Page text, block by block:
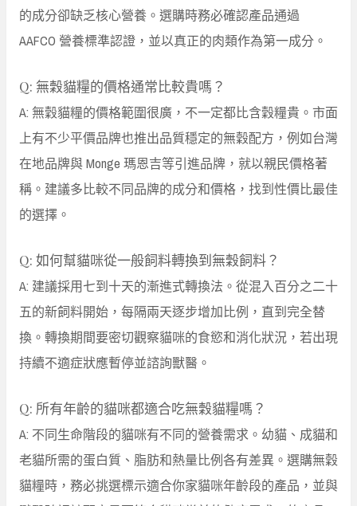
的成分卻缺乏核心營養。選購時務必確認產品通過
AAFCO 營養標準認證，並以真正的肉類作為第一成分。
Q: 無穀貓糧的價格通常比較貴嗎？
A: 無穀貓糧的價格範圍很廣，不一定都比含穀糧貴。市面
上有不少平價品牌也推出品質穩定的無穀配方，例如台灣
在地品牌與 Monge 瑪恩吉等引進品牌，就以親民價格著
稱。建議多比較不同品牌的成分和價格，找到性價比最佳
的選擇。
Q: 如何幫貓咪從一般飼料轉換到無穀飼料？
A: 建議採用七到十天的漸進式轉換法。從混入百分之二十
五的新飼料開始，每隔兩天逐步增加比例，直到完全替
換。轉換期間要密切觀察貓咪的食慾和消化狀況，若出現
持續不適症狀應暫停並諮詢獸醫。
Q: 所有年齡的貓咪都適合吃無穀貓糧嗎？
A: 不同生命階段的貓咪有不同的營養需求。幼貓、成貓和
老貓所需的蛋白質、脂肪和熱量比例各有差異。選購無穀
貓糧時，務必挑選標示適合你家貓咪年齡段的產品，並與